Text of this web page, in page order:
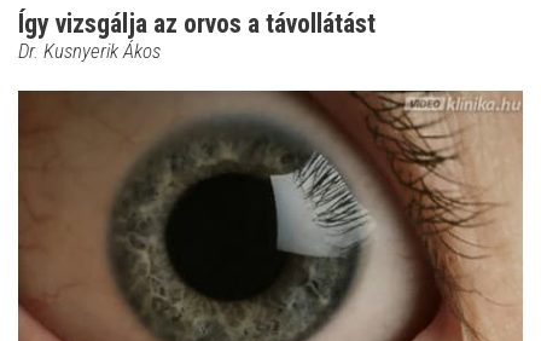
Így vizsgálja az orvos a távollátást
Dr. Kusnyerik Ákos